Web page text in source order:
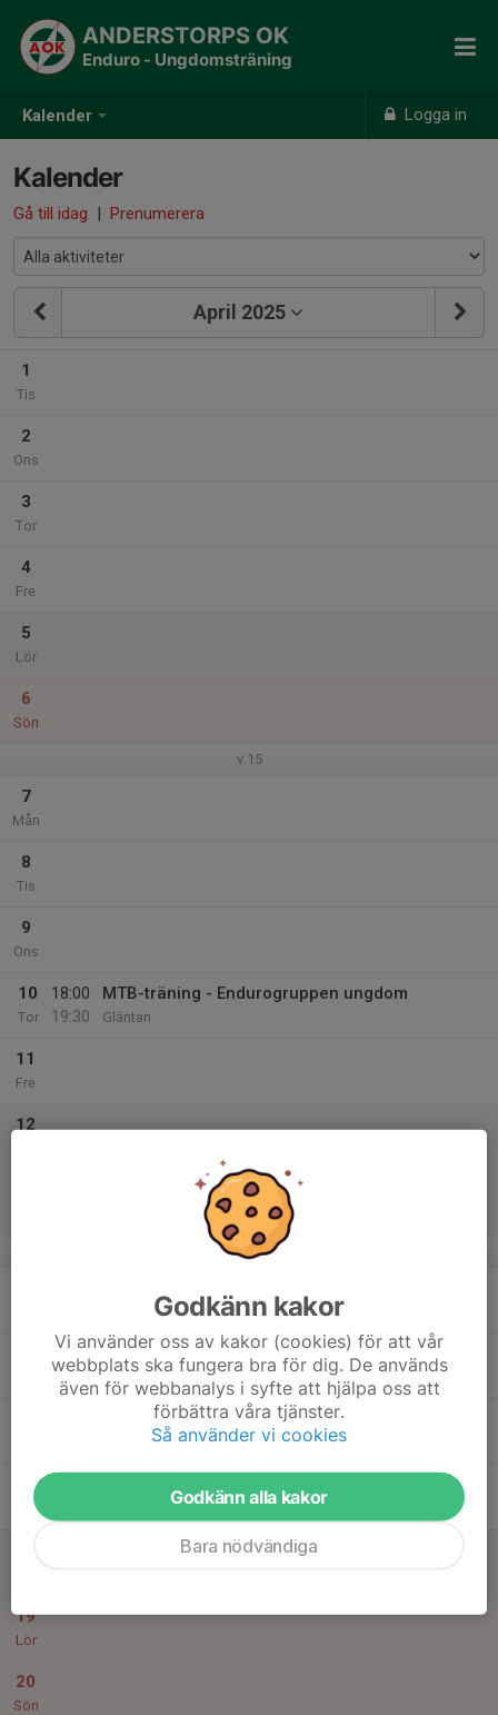
Kalender Logga in
ANDERSTORPS OK
Enduro - Ungdomsträning
Kalender
Gå till idag | Prenumerera
April 2025
1
Tis
2
Ons
3
Tor
4
Fre
5
Lör
6
Sön
v.15
7
Mån
8
Tis
9
Ons
10
Tor
18:00
19:30
MTB-träning - Endurogruppen ungdom
Gläntan
11
Fre
12
v.16
17
Tor
MTB-träning - Endurogruppen ungdom
Borgen Värnamo
19
Lör
20
Sön
Godkänn kakor
Vi använder oss av kakor (cookies) för att vår
webbplats ska fungera bra för dig. De används
även för webbanalys i syfte att hjälpa oss att
förbättra våra tjänster.
Så använder vi cookies
Godkänn alla kakor
Bara nödvändiga